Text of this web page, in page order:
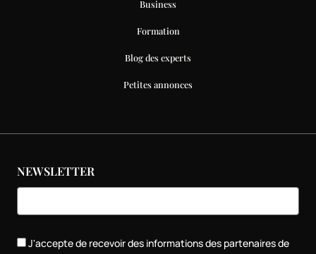
Business
Formation
Blog des experts
Petites annonces
NEWSLETTER
J'accepte de recevoir des informations des partenaires de